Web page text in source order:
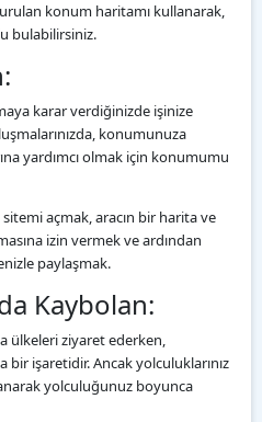
konum haritamı kullanarak,
bulabilirsiniz.
karar verdiğinizde işinize
konumunuza
yardımcı olmak için konumumu
açmak, aracın bir harita ve
izin vermek ve ardından
paylaşmak.
Kaybolan:
ülkeleri ziyaret ederken,
işaretidir. Ancak yolculuklarınız
yolculuğunuz boyunca